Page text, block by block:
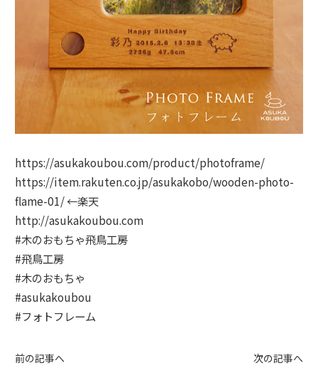
https://asukakoubou.com/product/photoframe/
https://item.rakuten.co.jp/asukakobo/wooden-photo-
flame-01/←楽天
http://asukakoubou.com
#木のおもちゃ飛鳥工房
#飛鳥工房
#木のおもちゃ
#asukakoubou
#フォトフレーム
前の記事へ 次の記事へ